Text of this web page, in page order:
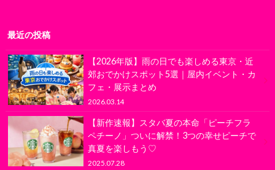
最近の投稿
【2026年版】雨の日でも楽しめる東京・近
郊おでかけスポット5選｜屋内イベント・カ
フェ・展示まとめ
2026.03.14
【新作速報】スタバ夏の本命「ピーチフラ
ペチーノ」ついに解禁！3つの幸せピーチで
真夏を楽しもう♡
2025.07.28